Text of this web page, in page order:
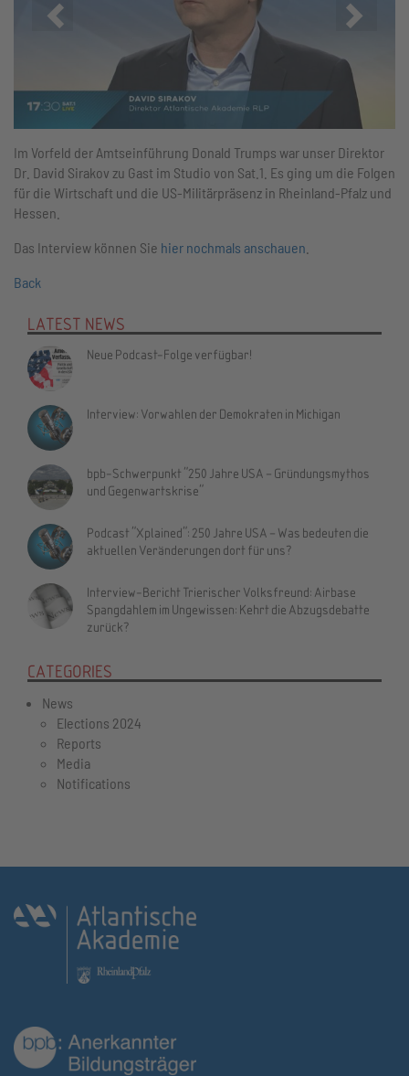
Zurück Vor
Im Vorfeld der Amtseinführung Donald Trumps war unser Direktor
Dr. David Sirakov zu Gast im Studio von Sat.1. Es ging um die Folgen
für die Wirtschaft und die US-Militärpräsenz in Rheinland-Pfalz und
Hessen.
Das Interview können Sie hier nochmals anschauen
Back
LATEST NEWS
Neue Podcast-Folge verfügbar!
Interview: Vorwahlen der Demokraten in Michigan
bpb-Schwerpunkt "250 Jahre USA – Gründungsmythos
und Gegenwartskrise"
Podcast "Xplained": 250 Jahre USA – Was bedeuten die
aktuellen Veränderungen dort für uns?
Interview-Bericht Trierischer Volksfreund: Airbase
Spangdahlem im Ungewissen: Kehrt die Abzugsdebatte
zurück?
CATEGORIES
News
Elections 2024
Reports
Media
Notifications